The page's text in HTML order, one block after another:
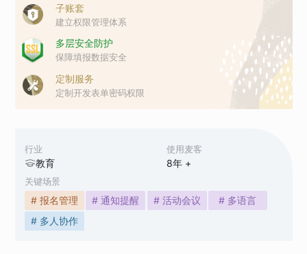
行业
教育
使用麦客
8年 +
关键场景
# 报名管理 # 通知提醒 # 活动会议
# 多语言
# 多人协作
子账套
建立权限管理体系
多层安全防护
保障填报数据安全
定制服务
定制开发表单密码权限